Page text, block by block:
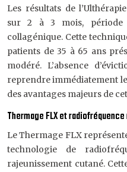
Les résultats de
sur 2 à 3 mois, période
collagénique. Cette
patients de 35 à 65 ans
modéré. L’absence
reprendre immédiatement
des avantages majeurs de
Thermage FLX et
Le Thermage FLX
technologie de
rajeunissement cutané.